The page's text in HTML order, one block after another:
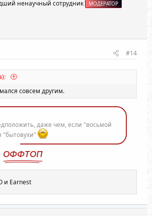
ненаучный сотрудник МОДЕРАТОР
#14
совсем другим.
даже чем, если "восьмой
"бытовухи"
ОФФТОП
и Earnest